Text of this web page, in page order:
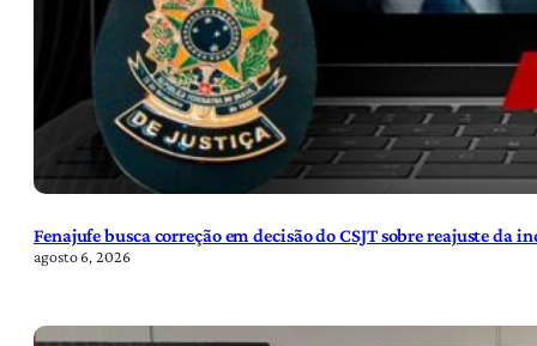
Fenajufe busca correção em decisão do CSJT sobre reajuste da
agosto 6, 2026